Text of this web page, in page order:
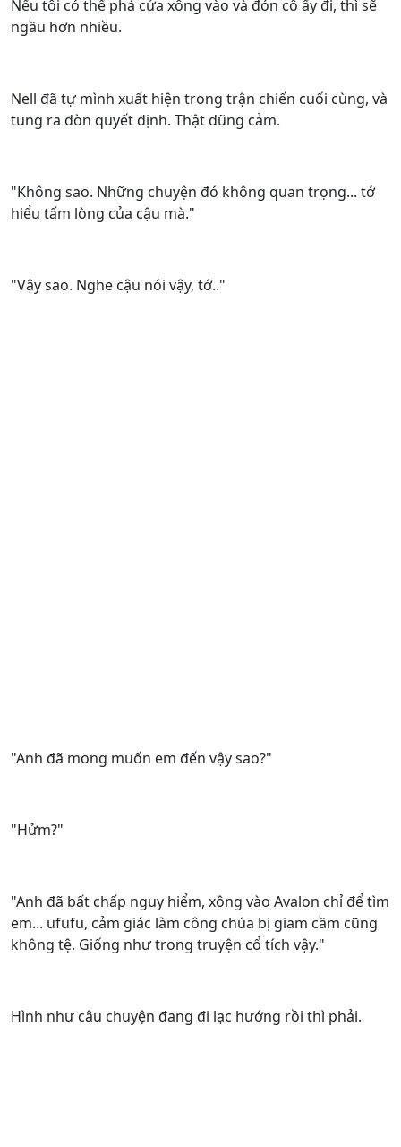
Nếu tôi có thể phá cửa xông vào và đón cô ấy đi, thì sẽ
ngầu hơn nhiều.
Nell đã tự mình xuất hiện trong trận chiến cuối cùng, và
tung ra đòn quyết định. Thật dũng cảm.
"Không sao. Những chuyện đó không quan trọng... tớ
hiểu tấm lòng của cậu mà."
"Vậy sao. Nghe cậu nói vậy, tớ.."
"Anh đã mong muốn em đến vậy sao?"
"Hửm?"
"Anh đã bất chấp nguy hiểm, xông vào Avalon chỉ để tìm
em... ufufu, cảm giác làm công chúa bị giam cầm cũng
không tệ. Giống như trong truyện cổ tích vậy."
Hình như câu chuyện đang đi lạc hướng rồi thì phải.